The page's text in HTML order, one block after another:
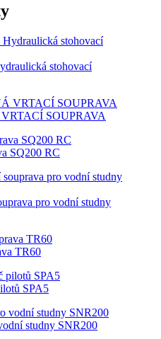
stohovací
SOUPRAVA
SQ200 RC
pro vodní studny
TR60
SPA5
studny SNR200